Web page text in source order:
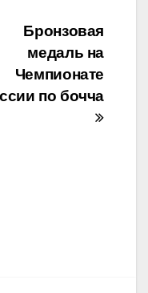
Бронзовая
медаль на
Чемпионате
по бочча